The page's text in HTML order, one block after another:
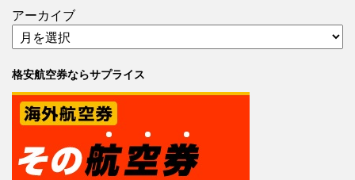
アーカイブ
格安航空券ならサプライス